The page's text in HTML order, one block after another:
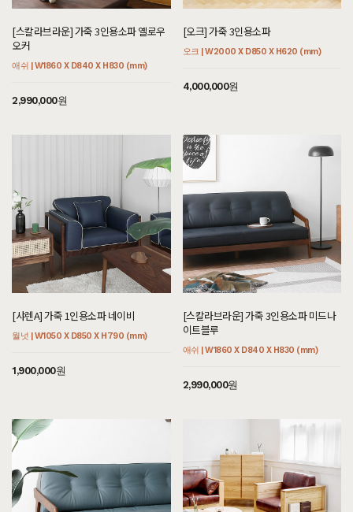
[스칼라브라운] 가죽 3인용소파 옐로우
오커
애쉬 | W1860 X D840 X H830 (mm)
2,990,000원
[오크] 가죽 3인용소파
오크 | W2000 X D850 X H620 (mm)
4,000,000원
[샤렌A] 가죽 1인용소파 네이비
월넛 | W1050 X D850 X H790 (mm)
1,900,000원
[스칼라브라운] 가죽 3인용소파 미드나
이트블루
애쉬 | W1860 X D840 X H830 (mm)
2,990,000원